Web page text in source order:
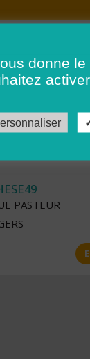
D'ANJOU
PASTEUR
donne
activer